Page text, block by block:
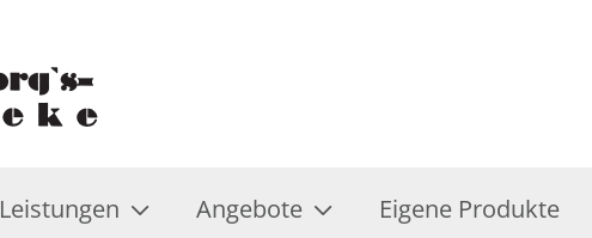
Leistungen Angebote Eigene Produkte